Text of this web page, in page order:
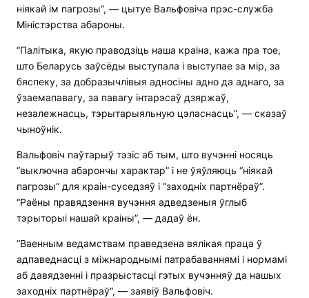
ніякай ім пагрозы”, — цытуе Вальфовіча прэс-служба
Міністэрства абароны.
“Палітыка, якую праводзіць наша краіна, кажа пра тое,
што Беларусь заўсёды выступала і выступае за мір, за
бяспеку, за добразычлівыя адносіны адно да аднаго, за
ўзаемапавагу, за павагу інтарэсаў дзяржаў,
незалежнасць, тэрытарыяльную цэласнасць”, — сказаў
чыноўнік.
Вальфовіч паўтарыў тэзіс аб тым, што вучэнні носяць
“выключна абарончы характар” і не ўяўляюць “ніякай
пагрозы” для краін-суседзяў і “заходніх партнёраў”.
“Раёны правядзення вучэння адведзеныя ўглыб
тэрыторыі нашай краіны”, — дадаў ён.
“Ваенным ведамствам праведзена вялікая праца ў
адпаведнасці з міжнароднымі патрабаваннямі і нормамі
аб давядзенні і празрыстасці гэтых вучэнняў да нашых
заходніх партнёраў”, — заявіў Вальфовіч.